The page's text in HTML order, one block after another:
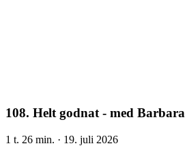
108. Helt godnat - med Barbara
1 t. 26 min. · 19. juli 2026